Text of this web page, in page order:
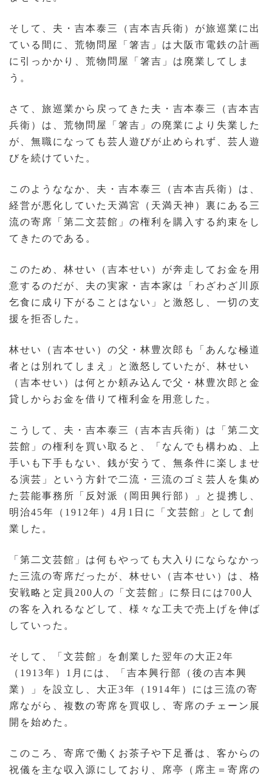
そして、夫・吉本泰三（吉本吉兵衛）が旅巡業に出
ている間に、荒物問屋「箸吉」は大阪市電鉄の計画
に引っかかり、荒物問屋「箸吉」は廃業してしま
う。
さて、旅巡業から戻ってきた夫・吉本泰三（吉本吉
兵衛）は、荒物問屋「箸吉」の廃業により失業した
が、無職になっても芸人遊びが止められず、芸人遊
びを続けていた。
このようななか、夫・吉本泰三（吉本吉兵衛）は、
経営が悪化していた天満宮（天満天神）裏にある三
流の寄席「第二文芸館」の権利を購入する約束をし
てきたのである。
このため、林せい（吉本せい）が奔走してお金を用
意するのだが、夫の実家・吉本家は「わざわざ川原
乞食に成り下がることはない」と激怒し、一切の支
援を拒否した。
林せい（吉本せい）の父・林豊次郎も「あんな極道
者とは別れてしまえ」と激怒していたが、林せい
（吉本せい）は何とか頼み込んで父・林豊次郎と金
貸しからお金を借りて権利金を用意した。
こうして、夫・吉本泰三（吉本吉兵衛）は「第二文
芸館」の権利を買い取ると、「なんでも構わぬ、上
手いも下手もない、銭が安うて、無条件に楽しませ
る演芸」という方針で二流・三流のゴミ芸人を集め
た芸能事務所「反対派（岡田興行部）」と提携し、
明治45年（1912年）4月1日に「文芸館」として創
業した。
「第二文芸館」は何もやっても大入りにならなかっ
た三流の寄席だったが、林せい（吉本せい）は、格
安戦略と定員200人の「文芸館」に祭日には700人
の客を入れるなどして、様々な工夫で売上げを伸ば
していった。
そして、「文芸館」を創業した翌年の大正2年
（1913年）1月には、「吉本興行部（後の吉本興
業）」を設立し、大正3年（1914年）には三流の寄
席ながら、複数の寄席を買収し、寄席のチェーン展
開を始めた。
このころ、寄席で働くお茶子や下足番は、客からの
祝儀を主な収入源にしており、席亭（席主＝寄席の